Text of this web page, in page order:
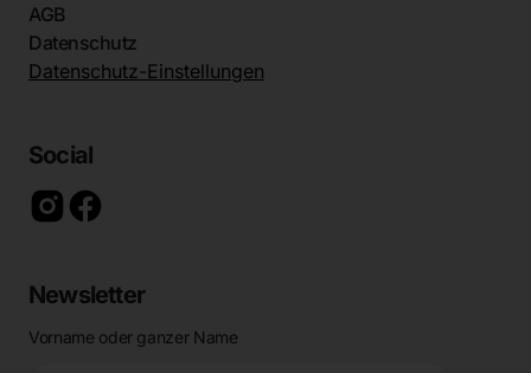
AGB
Datenschutz
Datenschutz-Einstellungen
Social
Newsletter
Vorname oder ganzer Name